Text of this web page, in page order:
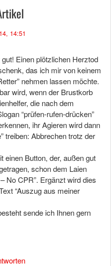
14:51
Einen plötzlichen Herztod
das ich mir von keinem
nehmen lassen möchte.
wird, wenn der Brustkorb
die nach dem
“prüfen-rufen-drücken”
ihr Agieren wird dann
treiben: Abbrechen trotz der
einen Button, der, außen gut
schon dem Laien
No CPR”. Ergänzt wird dies
“Auszug aus meiner
sende ich Ihnen gern